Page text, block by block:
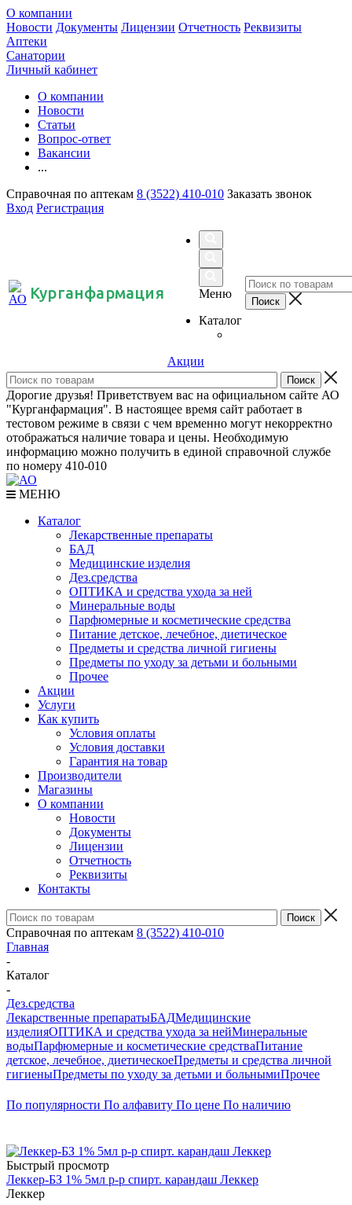
О компании
Новости Документы Лицензии Отчетность Реквизиты
Аптеки
Санатории
Личный кабинет
О компании
Новости
Статьи
Вопрос-ответ
Вакансии
...
Справочная по аптекам 8 (3522) 410-010 Заказать звонок
Вход Регистрация
Курганфармация
Меню
Каталог
Акции
Дорогие друзья! Приветствуем вас на официальном сайте АО
"Курганфармация". В настоящее время сайт работает в
тестовом режиме в связи с чем временно могут некорректно
отображаться наличие товара и цены. Необходимую
информацию можно получить в единой справочной службе
по номеру 410-010
МЕНЮ
Каталог
Лекарственные препараты
БАД
Медицинские изделия
Дез.средства
ОПТИКА и средства ухода за ней
Минеральные воды
Парфюмерные и косметические средства
Питание детское, лечебное, диетическое
Предметы и средства личной гигиены
Предметы по уходу за детьми и больными
Прочее
Акции
Услуги
Как купить
Условия оплаты
Условия доставки
Гарантия на товар
Производители
Магазины
О компании
Новости
Документы
Лицензии
Отчетность
Реквизиты
Контакты
Справочная по аптекам 8 (3522) 410-010
Главная
-
Каталог
-
Дез.средства
Лекарственные препаратыБАДМедицинские
изделияОПТИКА и средства ухода за нейМинеральные
водыПарфюмерные и косметические средстваПитание
детское, лечебное, диетическоеПредметы и средства личной
гигиеныПредметы по уходу за детьми и больнымиПрочее
По популярности По алфавиту По цене По наличию
Быстрый просмотр
Леккер-БЗ 1% 5мл р-р спирт. карандаш Леккер
Леккер